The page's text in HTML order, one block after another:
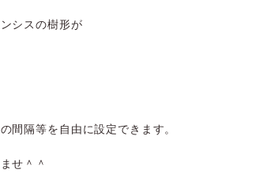
シスの樹形が
間隔等を自由に設定できます。
せ＾＾